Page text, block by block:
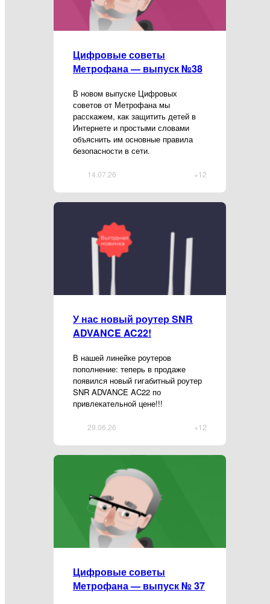
Цифровые советы
Метрофана — выпуск №38
В новом выпуске Цифровых
советов от Метрофана мы
расскажем, как защитить детей в
Интернете и простыми словами
объяснить им основные правила
безопасности в сети.
+12
14.07.26
У нас новый роутер SNR
ADVANCE AC22!
В нашей линейке роутеров
пополнение: теперь в продаже
появился новый гигабитный роутер
SNR ADVANCE AC22 по
привлекательной цене!!!
+12
29.06.26
Цифровые советы
Метрофана — выпуск № 37